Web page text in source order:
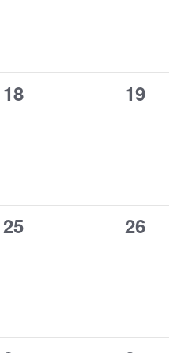
0
18
0
19
0
25
0
26